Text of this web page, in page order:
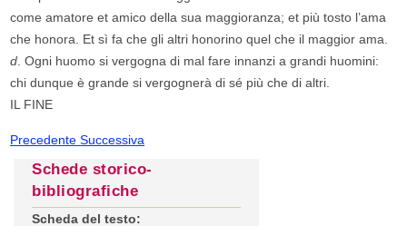
come amatore et amico della sua maggioranza; et più tosto l’ama
che honora. Et sì fa che gli altri honorino quel che il maggior ama.
d. Ogni huomo si vergogna di mal fare innanzi a grandi huomini:
chi dunque è grande si vergognerà di sé più che di altri.
IL FINE
PrecedenteSuccessiva
Schede storico-
bibliografiche
Scheda del testo: